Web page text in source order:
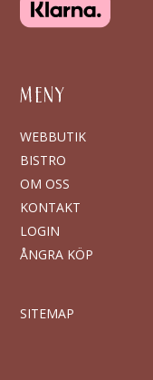
MENY
WEBBUTIK
BISTRO
OM OSS
KONTAKT
LOGIN
ÅNGRA KÖP
SITEMAP